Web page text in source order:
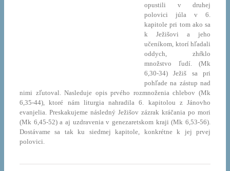
opustili v druhej
polovici júla v 6.
kapitole pri tom ako sa
k Ježišovi a jeho
učeníkom, ktorí hľadali
oddych, zhŕklo
množstvo ľudí. (Mk
6,30-34) Ježiš sa pri
pohľade na zástup nad
nimi zľutoval. Nasleduje opis prvého rozmnoženia chlebov (Mk
6,35-44), ktoré nám liturgia nahradila 6. kapitolou z Jánovho
evanjelia. Preskakujeme následný Ježišov zázrak kráčania po mori
(Mk 6,45-52) a aj uzdravenia v genezaretskom kraji (Mk 6,53-56).
Dostávame sa tak ku siedmej kapitole, konkrétne k jej prvej
polovici.